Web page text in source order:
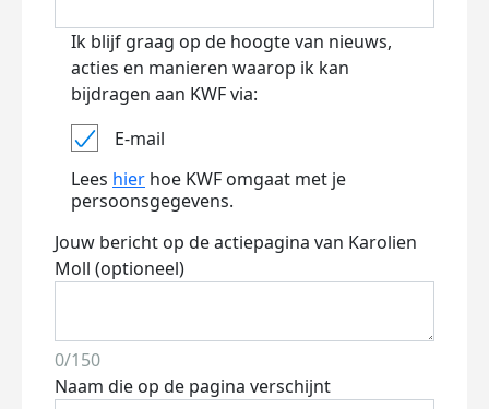
Ik blijf graag op de hoogte van nieuws,
acties en manieren waarop ik kan
bijdragen aan KWF via:
E-mail
Lees hier hoe KWF omgaat met je
persoonsgegevens.
Jouw bericht op de actiepagina van Karolien
Moll (optioneel)
0/150
Naam die op de pagina verschijnt